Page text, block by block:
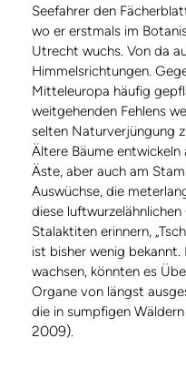
Seefahrer den
wo er erstmals im
Utrecht wuchs. Von da
Himmelsrichtungen.
Mitteleuropa häufig
weitgehenden Fehlens
selten Naturverjüngung
Ältere Bäume
Äste, aber auch am
Auswüchse, die
diese
Stalaktiten erinnern,
ist bisher wenig bekannt.
wachsen, könnten es
Organe von längst
die in sumpfigen
2009).